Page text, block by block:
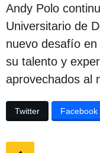
Andy Polo
Universitario de
nuevo desafío
su talento y
aprovechados al
Twitter Facebook